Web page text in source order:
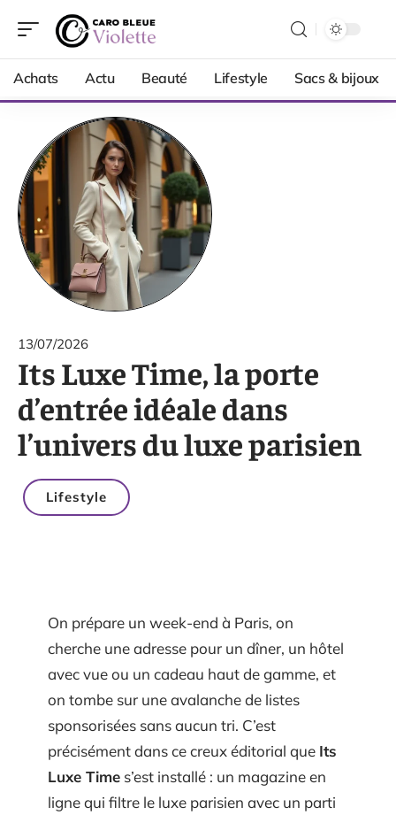
Achats Actu Beauté Lifestyle Sacs & bijoux
13/07/2026
Its Luxe Time, la porte
d’entrée idéale dans
l’univers du luxe parisien
Lifestyle
On prépare un week-end à Paris, on
cherche une adresse pour un dîner, un hôtel
avec vue ou un cadeau haut de gamme, et
on tombe sur une avalanche de listes
sponsorisées sans aucun tri. C’est
précisément dans ce creux éditorial que Its
Luxe Time s’est installé : un magazine en
ligne qui filtre le luxe parisien avec un parti